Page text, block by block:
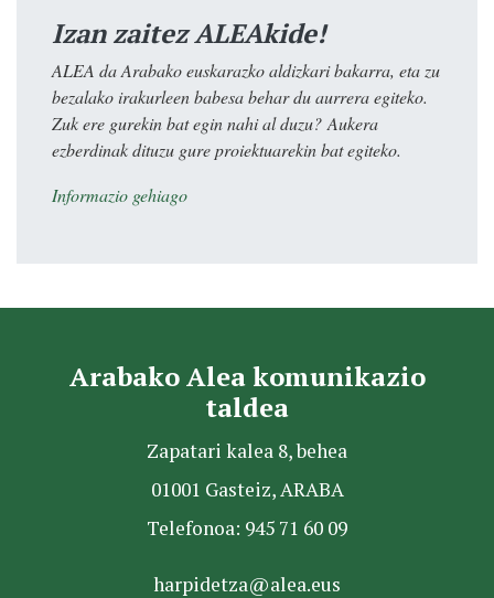
Izan zaitez ALEAkide!
ALEA da Arabako euskarazko aldizkari bakarra, eta zu
bezalako irakurleen babesa behar du aurrera egiteko.
Zuk ere gurekin bat egin nahi al duzu? Aukera
ezberdinak dituzu gure proiektuarekin bat egiteko.
Informazio gehiago
Arabako Alea komunikazio
taldea
Zapatari kalea 8, behea
01001 Gasteiz, ARABA
Telefonoa: 945 71 60 09
harpidetza@alea.eus